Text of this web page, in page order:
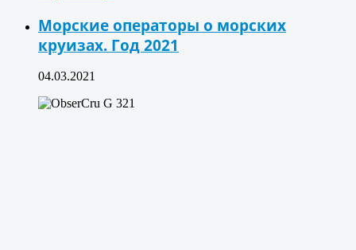
Морские операторы о морских
круизах. Год 2021
04.03.2021